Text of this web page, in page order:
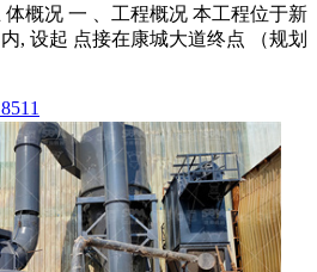
体概况 一 、工程概况 本工程位于新
, 设起 点接在康城大道终点 （规划